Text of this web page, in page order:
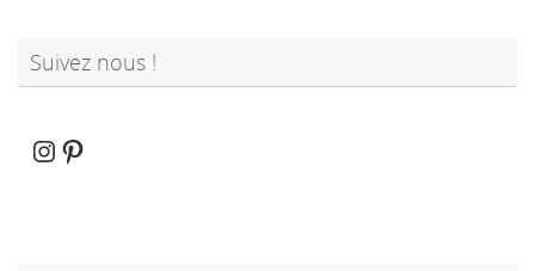
Suivez nous !
Instagram
Pinterest